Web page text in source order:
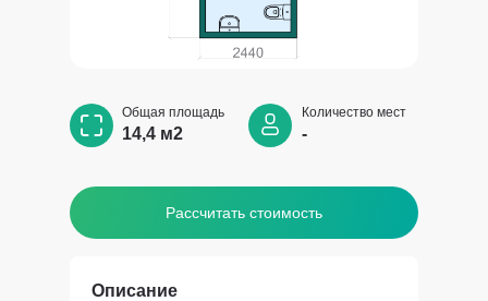
14,4 м2
Общая площадь
-
Рассчитать стоимость
Количество мест
Описание